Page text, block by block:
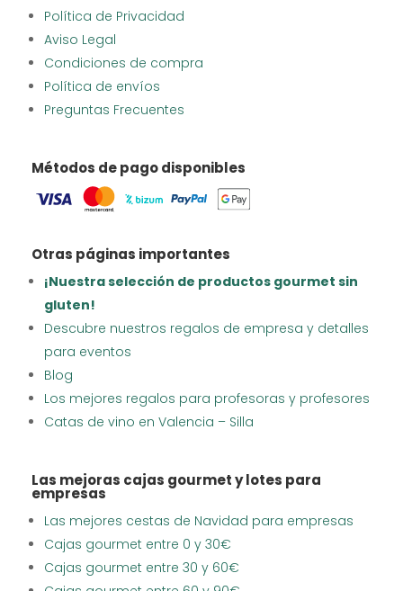
Política de Privacidad
Aviso Legal
Condiciones de compra
Política de envíos
Preguntas Frecuentes
Métodos de pago disponibles
Otras páginas importantes
¡Nuestra selección de productos gourmet sin
gluten!
Descubre nuestros regalos de empresa y detalles
para eventos
Blog
Los mejores regalos para profesoras y profesores
Catas de vino en Valencia – Silla
Las mejoras cajas gourmet y lotes para
empresas
Las mejores cestas de Navidad para empresas
Cajas gourmet entre 0 y 30€
Cajas gourmet entre 30 y 60€